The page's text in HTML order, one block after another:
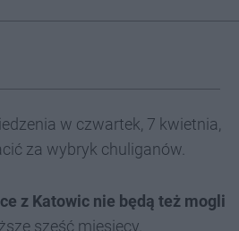
w czwartek, 7 kwietnia,
za wybryk chuliganów.
z Katowic nie będą też mogli
sześć miesięcy.